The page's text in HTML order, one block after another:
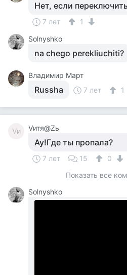
Нет, если
7 лет
1
Solnyshko
na chego perekliuchiti?
Владимир Март
Russha 7 лет 1
Vи Vитя@Zь
Ау!Где ты пропала?
7 лет 15
0
Показать все
Solnyshko